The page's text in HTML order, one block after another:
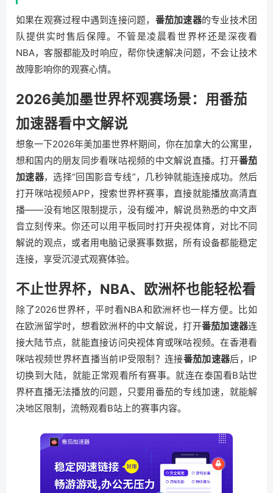
如果在观赛过程中遇到连接问题， 番茄加速器的专业技术团
队提供实时售后保障。不管是凌晨看世界杯还是深夜看
NBA，客服都能及时响应，帮你快速解决问题，不会让技术
故障影响你的观赛心情。
2026美加墨世界杯观赛场景：用番茄
加速器看中文解说
想象一下2026年美加墨世界杯期间，你在加拿大的公寓里，
想和国内的朋友同步看咪咕视频的中文解说直播。打开番茄
加速器，选择“回国影音专线”，几秒钟就能连接成功。然后
打开咪咕视频APP，搜索世界杯赛事，直接就能播放高清直
播——没有地区限制提示，没有缓冲，解说员熟悉的中文声
音立刻传来。你还可以用平板同时打开央视体育，对比不同
解说的观点，或者用电脑记录赛事数据，所有设备都能稳定
连接，享受沉浸式观赛体验。
不止世界杯，NBA、欧洲杯也能轻松看
除了2026世界杯，平时看NBA和欧洲杯也一样方便。比如
在欧洲留学时，想看欧洲杯的中文解说，打开番茄加速器连
接大陆节点，就能直接访问央视体育或咪咕视频。在香港看
咪咕视频世界杯直播当前IP受限制？连接番茄加速器后，IP
切换到大陆，就能正常观看所有赛事。就连在泰国看B站世
界杯直播无法播放的问题，只要用番茄的专线加速，就能解
决地区限制，流畅观看B站上的赛事内容。